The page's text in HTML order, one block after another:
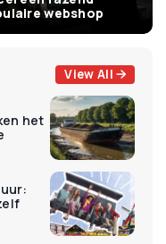
webshop
View All
het